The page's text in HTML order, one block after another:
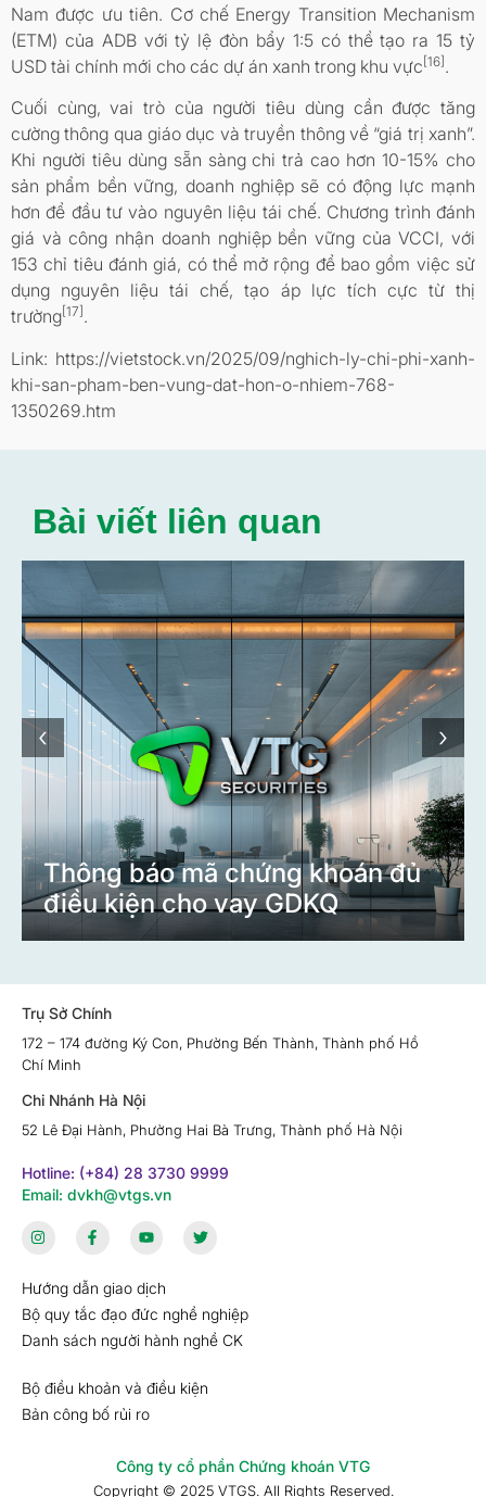
Nam được ưu tiên. Cơ chế Energy Transition Mechanism
(ETM) của ADB với tỷ lệ đòn bẩy 1:5 có thể tạo ra 15 tỷ
USD tài chính mới cho các dự án xanh trong khu vực [16] .
Cuối cùng, vai trò của người tiêu dùng cần được tăng
cường thông qua giáo dục và truyền thông về “giá trị xanh”.
Khi người tiêu dùng sẵn sàng chi trả cao hơn 10-15% cho
sản phẩm bền vững, doanh nghiệp sẽ có động lực mạnh
hơn để đầu tư vào nguyên liệu tái chế. Chương trình đánh
giá và công nhận doanh nghiệp bền vững của VCCI, với
153 chỉ tiêu đánh giá, có thể mở rộng để bao gồm việc sử
dụng nguyên liệu tái chế, tạo áp lực tích cực từ thị
trường[17] .
Link: https://vietstock.vn/2025/09/nghich-ly-chi-phi-xanh-
khi-san-pham-ben-vung-dat-hon-o-nhiem-768-
1350269.htm
Bài viết liên quan
Thông báo mã chứng khoán đủ
điều kiện cho vay GDKQ
‹ ›
Trụ Sở Chính
172 – 174 đường Ký Con, Phường Bến Thành, Thành phố Hồ
Chí Minh
Chi Nhánh Hà Nội
52 Lê Đại Hành, Phường Hai Bà Trưng, Thành phố Hà Nội
Hotline: (+84) 28 3730 9999
Email: dvkh@vtgs.vn
Hướng dẫn giao dịch
Bộ quy tắc đạo đức nghề nghiệp
Danh sách người hành nghề CK
Bộ điều khoản và điều kiện
Bản công bố rủi ro
Công ty cổ phần Chứng khoán VTG
Copyright © 2025 VTGS. All Rights Reserved.